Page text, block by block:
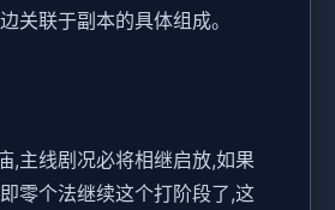
关联于副本的具体组成。
,主线剧况必将相继启放,如果
零个法继续这个打阶段了,这